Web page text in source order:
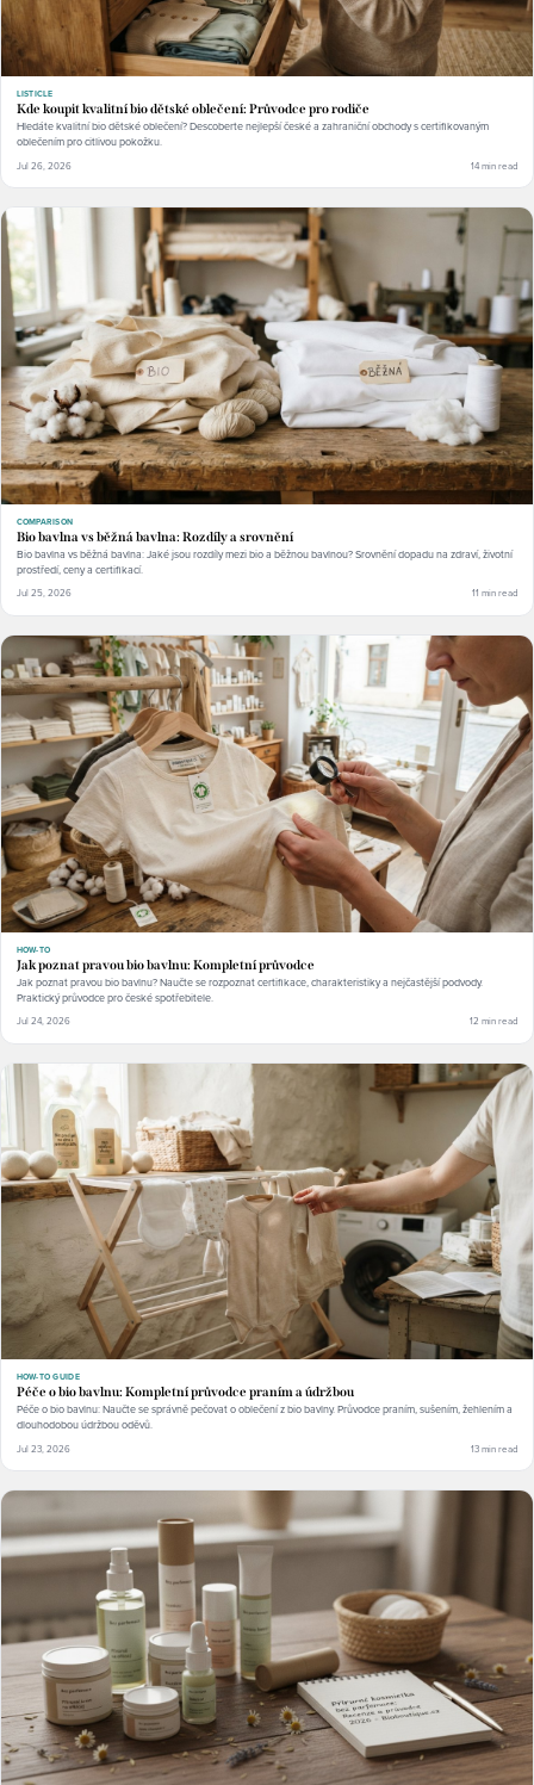
LISTICLE
Kde koupit kvalitní bio dětské oblečení: Průvodce pro rodiče
Hledáte kvalitní bio dětské oblečení? Descoberte nejlepší české a zahraniční obchody s certifikovaným
oblečením pro citlivou pokožku.
Jul 26, 2026 14 min read
COMPARISON
Bio bavlna vs běžná bavlna: Rozdíly a srovnění
Bio bavlna vs běžná bavlna: Jaké jsou rozdíly mezi bio a běžnou bavlnou? Srovnění dopadu na zdraví, životní
prostředí, ceny a certifikací.
Jul 25, 2026 11 min read
HOW-TO
Jak poznat pravou bio bavlnu: Kompletní průvodce
Jak poznat pravou bio bavlnu? Naučte se rozpoznat certifikace, charakteristiky a nejčastější podvody.
Praktický průvodce pro české spotřebitele.
Jul 24, 2026 12 min read
HOW-TO GUIDE
Péče o bio bavlnu: Kompletní průvodce praním a údržbou
Péče o bio bavlnu: Naučte se správně pečovat o oblečení z bio bavlny. Průvodce praním, sušením, žehlením a
dlouhodobou údržbou oděvů.
Jul 23, 2026 13 min read